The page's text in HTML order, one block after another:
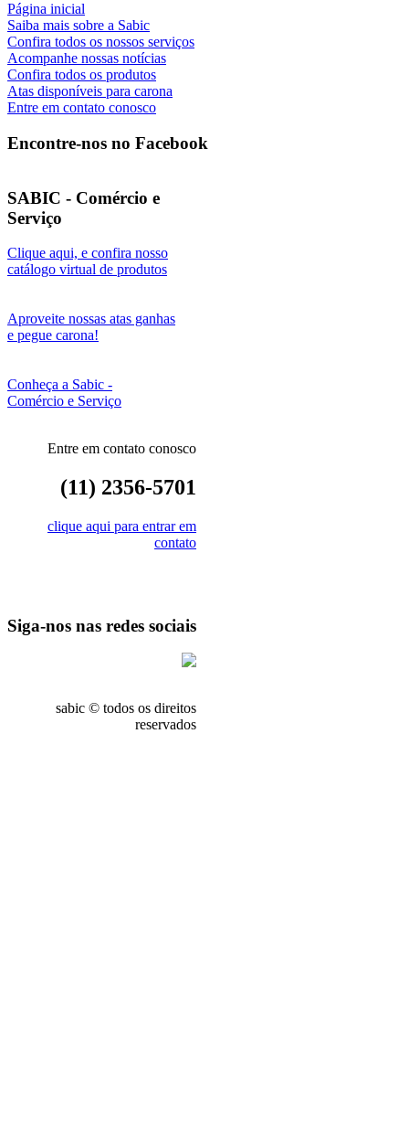
Página inicial
Saiba mais sobre a Sabic
Confira todos os nossos serviços
Acompanhe nossas notícias
Confira todos os produtos
Atas disponíveis para carona
Entre em contato conosco
Encontre-nos no Facebook
SABIC - Comércio e
Serviço
Clique aqui, e confira nosso
catálogo virtual de produtos
Aproveite nossas atas ganhas
e pegue carona!
Conheça a Sabic -
Comércio e Serviço
Entre em contato conosco
(11) 2356-5701
clique aqui para entrar em
contato
Siga-nos nas redes sociais
sabic © todos os direitos
reservados